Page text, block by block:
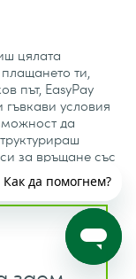
цялата
ти,
път, EasyPay
условия
да
за връщане със